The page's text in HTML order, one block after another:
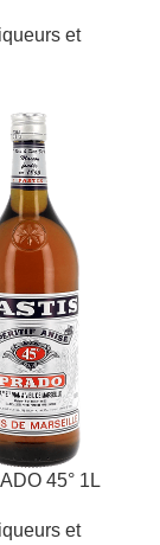
et
45° 1L
et